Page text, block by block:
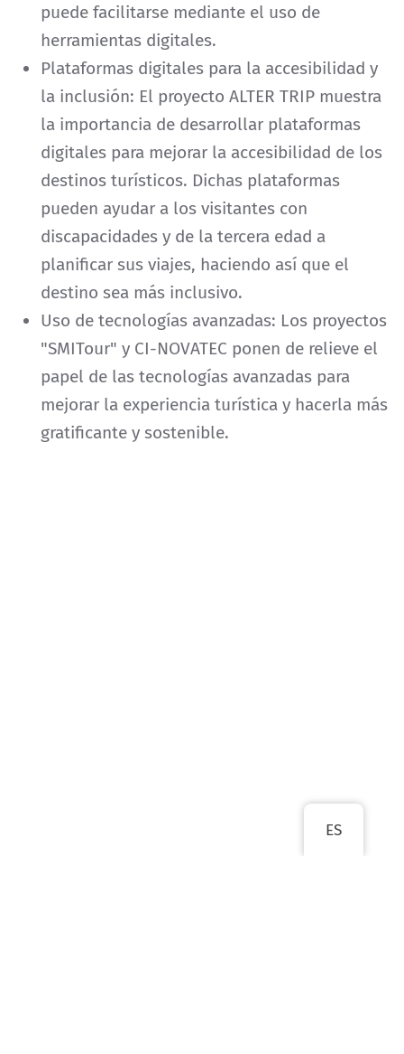
puede facilitarse mediante el uso de
herramientas digitales.
Plataformas digitales para la accesibilidad y
la inclusión: El proyecto ALTER TRIP muestra
la importancia de desarrollar plataformas
digitales para mejorar la accesibilidad de los
destinos turísticos. Dichas plataformas
pueden ayudar a los visitantes con
discapacidades y de la tercera edad a
planificar sus viajes, haciendo así que el
destino sea más inclusivo.
Uso de tecnologías avanzadas: Los proyectos
"SMITour" y CI-NOVATEC ponen de relieve el
papel de las tecnologías avanzadas para
mejorar la experiencia turística y hacerla más
gratificante y sostenible.
ES